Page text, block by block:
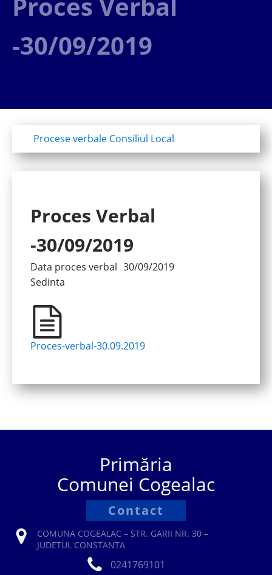
-30/09/2019
Procese verbale Consiliul Local
Proces Verbal
-30/09/2019
Data proces verbal 30/09/2019
Sedinta
Proces-verbal-30.09.2019
Primăria
Comunei Cogealac
Contact
COMUNA COGEALAC – STR. GARII NR. 30 –
JUDETUL CONSTANTA
0241769101